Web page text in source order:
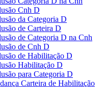
Cnh D
da Categoria D
de Carteira D
de Categoria D na Cnh
de Cnh D
de Habilitação D
Habilitação D
para Categoria D
Carteira de Habilitação